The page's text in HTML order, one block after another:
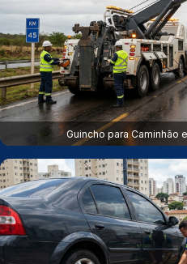
Guincho para Caminhão